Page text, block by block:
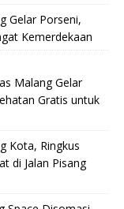
Gelar Porseni,
Kemerdekaan
Malang Gelar
Gratis untuk
Kota, Ringkus
di Jalan Pisang